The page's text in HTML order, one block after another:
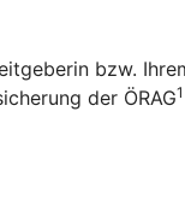
bzw.
der ÖRAG1